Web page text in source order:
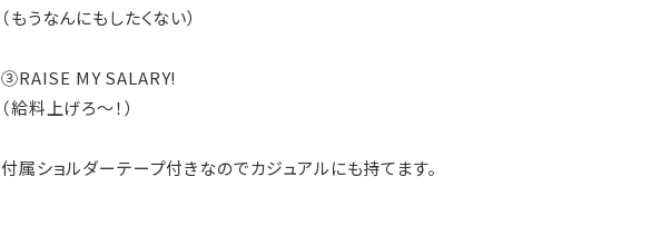
（もうなんにもしたくない）
③RAISE MY SALARY!
（給料上げろ～！）
付属ショルダーテープ付きなのでカジュアルにも持てます。